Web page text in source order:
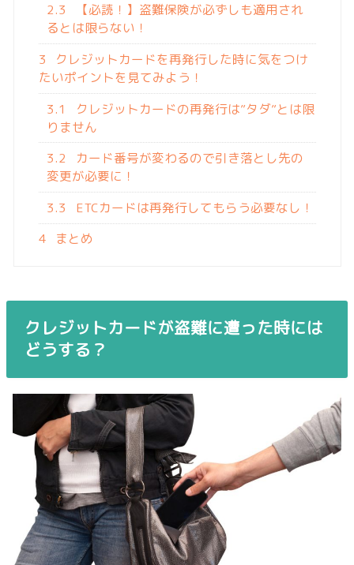
2.3
【必読！】盗難保険が必ずしも適用され
るとは限らない！
3
クレジットカードを再発行した時に気をつけ
たいポイントを見てみよう！
3.1
クレジットカードの再発行は”タダ”とは限
りません
3.2
カード番号が変わるので引き落とし先の
変更が必要に！
3.3
ETCカードは再発行してもらう必要なし！
4
まとめ
クレジットカードが盗難に遭った時には
どうする？